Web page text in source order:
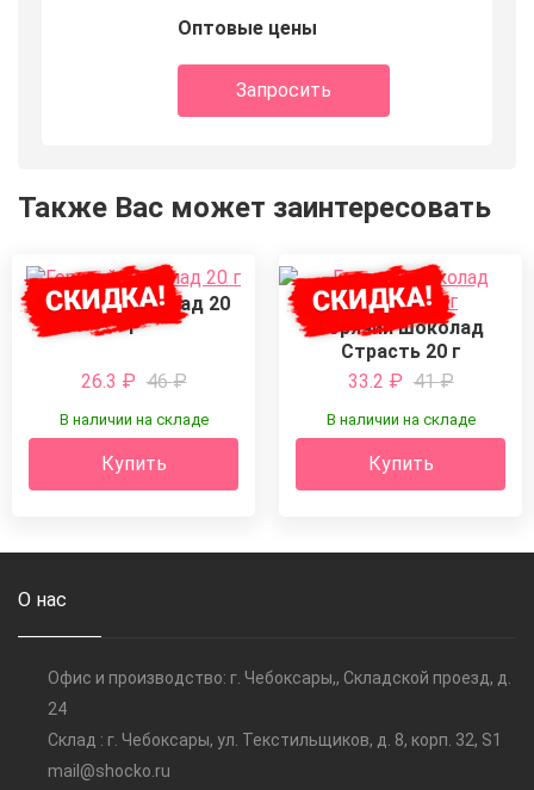
Оптовые цены
Запросить
Также Вас может заинтересовать
Горячий шоколад 20
г
26.3 ₽ 46₽
В наличии на складе
Купить
Горячий шоколад
Страсть 20 г
33.2 ₽ 41₽
В наличии на складе
Купить
О нас
Офис и производство: г. Чебоксары,, Складской проезд, д.
24
Склад : г. Чебоксары, ул. Текстильщиков, д. 8, корп. 32, S1
mail@shocko.ru